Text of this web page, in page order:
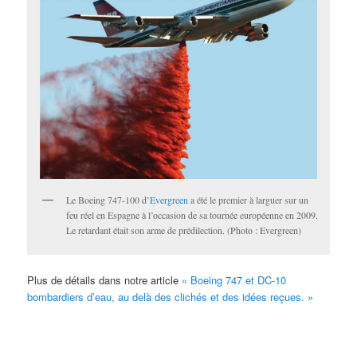
Le Boeing 747-100 d’Evergreen a été le premier à larguer sur un
feu réel en Espagne à l’occasion de sa tournée européenne en 2009.
Le retardant était son arme de prédilection. (Photo : Evergreen)
Plus de détails dans notre article « Boeing 747 et DC-10
bombardiers d’eau, au delà des clichés et des idées reçues. »